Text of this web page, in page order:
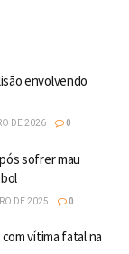
envolvendo
DE 2026 0
sofrer mau
DE 2025 0
vítima fatal na